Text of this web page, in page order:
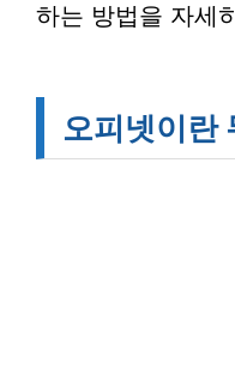
하는 방법을 자세
오피넷이란